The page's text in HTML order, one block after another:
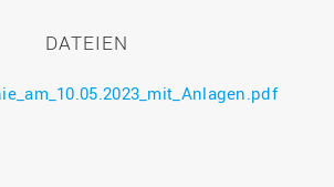
DATEIEN